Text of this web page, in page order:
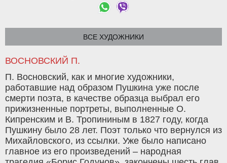
ВСЕ ХУДОЖНИКИ
ВОСНОВСКИЙ П.
П. Восновский, как и многие художники,
работавшие над образом Пушкина уже пос­ле
смерти поэта, в качестве образца выбрал его
прижизненные портреты, выполненные О.
Кипренским и В. Тропининым в 1827 году, когда
Пушкину было 28 лет. Поэт только что вернулся из
Михайловского, из ссылки. Уже было написано
главное из его произведений – народная